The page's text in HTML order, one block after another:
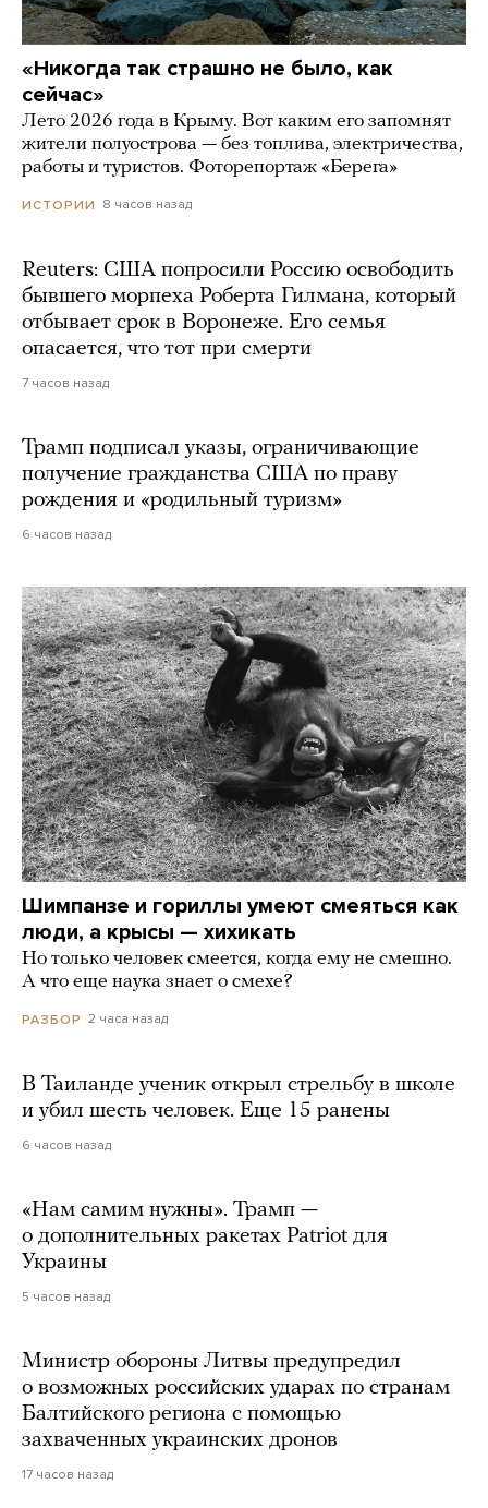
«Никогда так страшно не было, как
сейчас»
Лето 2026 года в Крыму. Вот каким его запомнят
жители полуострова — без топлива, электричества,
работы и туристов. Фоторепортаж «Берега»
ИСТОРИИ 8 часов назад
Reuters: США попросили Россию освободить
бывшего морпеха Роберта Гилмана, который
отбывает срок в Воронеже. Его семья
опасается, что тот при смерти
7 часов назад
Трамп подписал указы, ограничивающие
получение гражданства США по праву
рождения и «родильный туризм»
6 часов назад
Шимпанзе и гориллы умеют смеяться как
люди, а крысы — хихикать
Но только человек смеется, когда ему не смешно.
А что еще наука знает о смехе?
РАЗБОР 2 часа назад
В Таиланде ученик открыл стрельбу в школе
и убил шесть человек. Еще 15 ранены
6 часов назад
«Нам самим нужны». Трамп —
о дополнительных ракетах Patriot для
Украины
5 часов назад
Министр обороны Литвы предупредил
о возможных российских ударах по странам
Балтийского региона с помощью
захваченных украинских дронов
17 часов назад